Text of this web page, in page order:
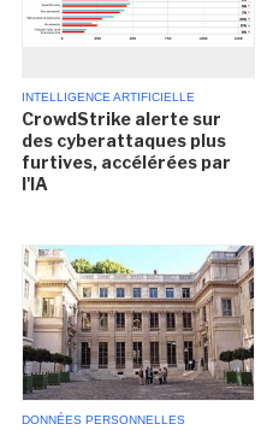
INTELLIGENCE ARTIFICIELLE
CrowdStrike alerte sur
des cyberattaques plus
furtives, accélérées par
l'IA
DONNÉES PERSONNELLES